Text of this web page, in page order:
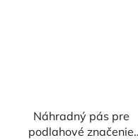
Náhradný pás pre
podlahové značenie